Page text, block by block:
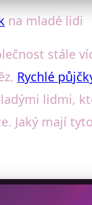
Jakub Mareček
na mladé lidi
stále
Rychlé
lidmi,
Jaký mají